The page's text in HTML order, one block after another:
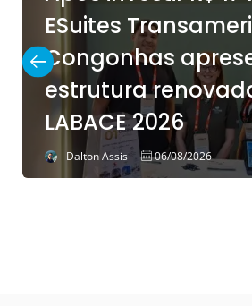
ESuites
Congonhas
estrutura
LABACE 2026
Dalton Assis 06/08/2026